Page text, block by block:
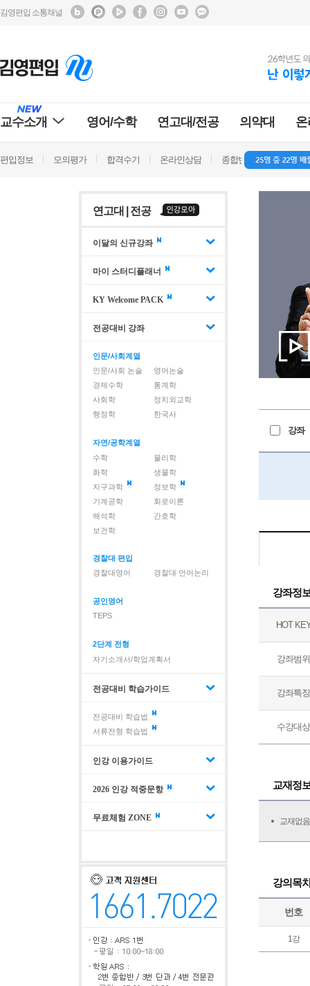
김영편입 소통채널
교수소개 영어/수학 연고대/전공 의약대
편입정보 모의평가 합격수기 온라인상담 종합반 방문상담
연고대 | 전공
이달의 신규강좌
마이 스터디플래너
KY Welcome PACK
전공대비 강좌
인문/사회계열
인문/사회 논술
영어논술
경제수학
통계학
사회학
정치외교학
행정학
한국사
자연/공학계열
수학
물리학
화학
생물학
지구과학
정보학
기계공학
회로이론
해석학
간호학
보건학
경찰대 편입
경찰대영어
경찰대 언어논리
공인영어
TEPS
2단계 전형
자기소개서/학업계획서
전공대비 학습가이드
전공대비 학습법
서류전형 학습법
인강 이용가이드
2026 인강 적중문항
무료체험 ZONE
강좌
강좌정
HOT
강좌범위
강좌특징
수강대상
교재정
교재없음
강의목
번호
1강